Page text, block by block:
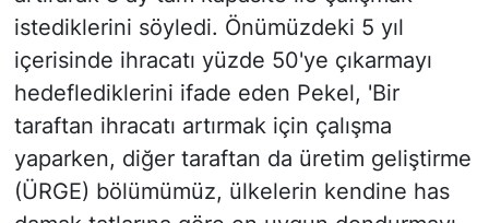
istediklerini söyledi. Önümüzdeki 5 yıl
içerisinde ihracatı yüzde 50'ye çıkarmayı
hedeflediklerini ifade eden Pekel, 'Bir
taraftan ihracatı artırmak için çalışma
yaparken, diğer taraftan da üretim geliştirme
(ÜRGE) bölümümüz, ülkelerin kendine has